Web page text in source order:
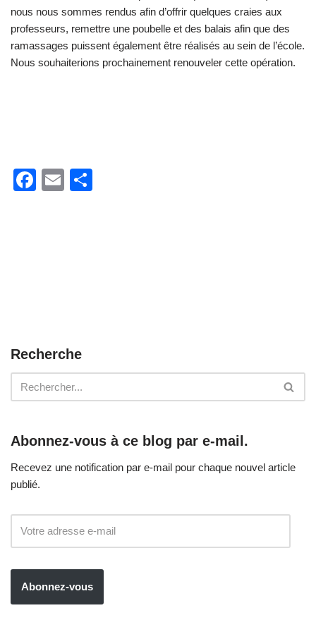
nous nous sommes rendus afin d’offrir quelques craies aux
professeurs, remettre une poubelle et des balais afin que des
ramassages puissent également être réalisés au sein de l’école.
Nous souhaiterions prochainement renouveler cette opération.
F
E
Recherche
Abonnez-vous à ce blog par e-mail.
Recevez une notification par e-mail pour chaque nouvel article
publié.
Abonnez-vous